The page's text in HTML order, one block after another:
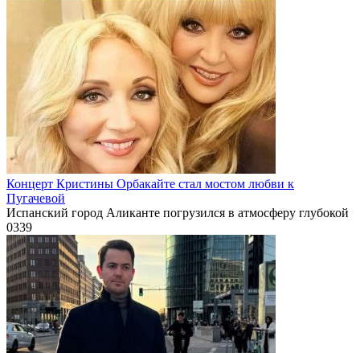
Концерт Кристины Орбакайте стал мостом любви к
Пугачевой
Испанский город Аликанте погрузился в атмосферу глубокой
0339